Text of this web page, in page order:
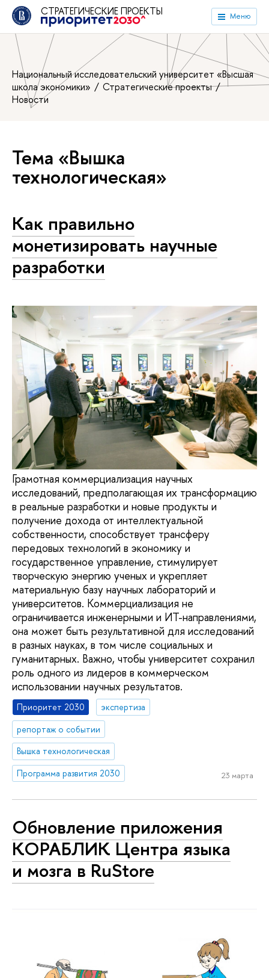
СТРАТЕГИЧЕСКИЕ ПРОЕКТЫ Меню
Национальный исследовательский университет «Высшая
школа экономики»
Стратегические проекты
Новости
Тема «Вышка
технологическая»
Как правильно
монетизировать научные
разработки
Грамотная коммерциализация научных
исследований, предполагающая их трансформацию
в реальные разработки и новые продукты и
получение дохода от интеллектуальной
собственности, способствует трансферу
передовых технологий в экономику и
государственное управление, стимулирует
творческую энергию ученых и укрепляет
материальную базу научных лабораторий и
университетов. Коммерциализация не
ограничивается инженерными и ИТ-направлениями,
она может быть результативной для исследований
в разных науках, в том числе социальных и
гуманитарных. Важно, чтобы университет сохранил
роль одного из лидеров в коммерческом
использовании научных результатов.
Приоритет 2030
экспертиза
репортаж о событии
Вышка технологическая
Программа развития 2030
23 марта
Обновление приложения
КОРАБЛИК Центра языка
и мозга в RuStore